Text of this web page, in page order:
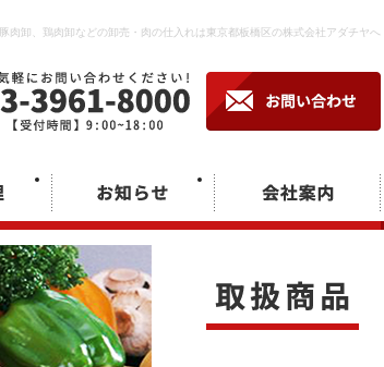
、鶏肉卸などの卸売・肉の仕入れは東京都板橋区の株式会社アダチヤへ